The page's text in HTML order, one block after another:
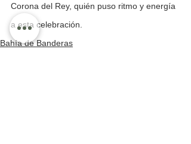
Corona del Rey, quién puso ritmo y energía
a esta celebración.
Bahía de Banderas